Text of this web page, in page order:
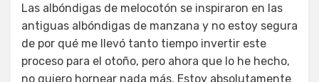
Las albóndigas de melocotón se inspiraron en las
antiguas albóndigas de manzana y no estoy segura
de por qué me llevó tanto tiempo invertir este
proceso para el otoño, pero ahora que lo he hecho,
no quiero hornear nada más. Estoy absolutamente